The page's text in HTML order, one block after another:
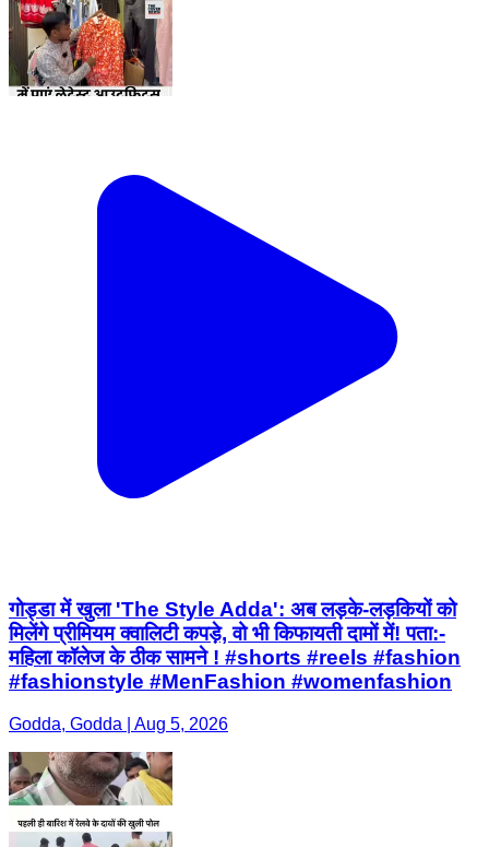
गोड्डा में खुला 'The Style Adda': अब लड़के-लड़कियों को
मिलेंगे प्रीमियम क्वालिटी कपड़े, वो भी किफायती दामों में! पता:-
महिला कॉलेज के ठीक सामने ! #shorts #reels #fashion
#fashionstyle #MenFashion #womenfashion
Godda, Godda | Aug 5, 2026